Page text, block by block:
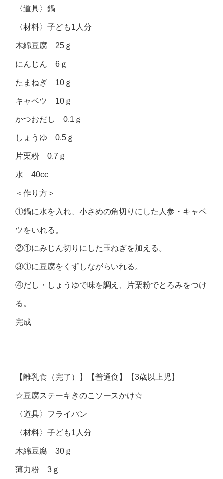
〈道具〉鍋
〈材料〉子ども1人分
木綿豆腐 25ｇ
にんじん 6ｇ
たまねぎ 10ｇ
キャベツ 10ｇ
かつおだし 0.1ｇ
しょうゆ 0.5ｇ
片栗粉 0.7ｇ
水 40cc
＜作り方＞
①鍋に水を入れ、小さめの角切りにした人参・キャベ
ツをいれる。
②①にみじん切りにした玉ねぎを加える。
③①に豆腐をくずしながらいれる。
④だし・しょうゆで味を調え、片栗粉でとろみをつけ
る。
完成
【離乳食（完了）】【普通食】【3歳以上児】
☆豆腐ステーキきのこソースかけ☆
〈道具〉フライパン
〈材料〉子ども1人分
木綿豆腐 30ｇ
薄力粉 3ｇ